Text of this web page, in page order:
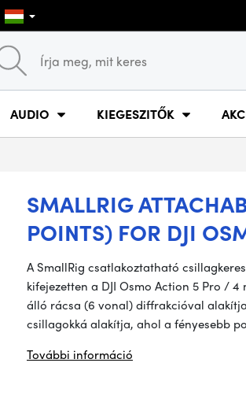
AUDIO KIEGESZITŐK
SMALLRIG
POINTS) FOR DJI
A SmallRig csatlakoztatható
kifejezetten a DJI Osmo Action 5 Pro /
álló rácsa (6 vonal) diffrakcióval
csillagokká alakítja, ahol a fényesebb
További információ